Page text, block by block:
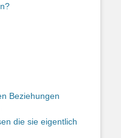
Beziehungen
die sie eigentlich